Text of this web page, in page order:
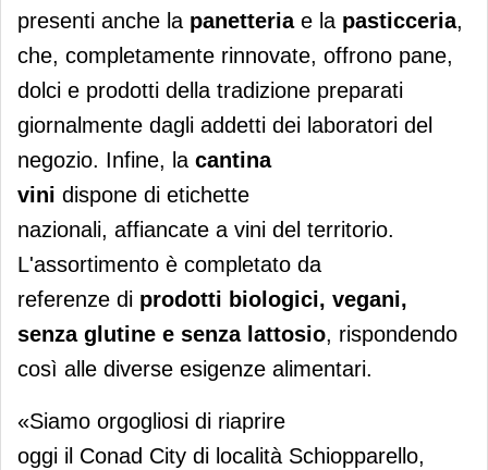
presenti anche la panetteriae la pasticceria,
che, completamente rinnovate, offrono pane,
dolci e prodotti della tradizione preparati
giornalmente dagli addetti dei laboratori del
negozio. Infine, la cantina
vini dispone di etichette
nazionali, affiancate a vini del territorio.
L'assortimento è completato da
referenze di prodotti biologici, vegani,
senza glutine e senza lattosio, rispondendo
così alle diverse esigenze alimentari.
«Siamo orgogliosi di riaprire
oggi il Conad City di località Schiopparello,